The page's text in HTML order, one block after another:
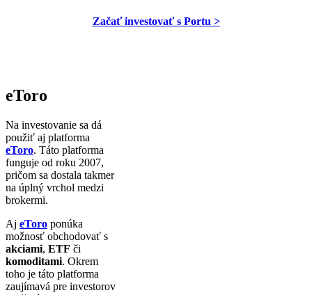
Začať investovať s Portu >
eToro
Na investovanie sa dá
použiť aj platforma
eToro. Táto platforma
funguje od roku 2007,
pričom sa dostala takmer
na úplný vrchol medzi
brokermi.
Aj eToro ponúka
možnosť obchodovať s
akciami, ETF či
komoditami. Okrem
toho je táto platforma
zaujímavá pre investorov